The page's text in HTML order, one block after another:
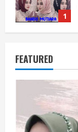
1
2
FEATURED